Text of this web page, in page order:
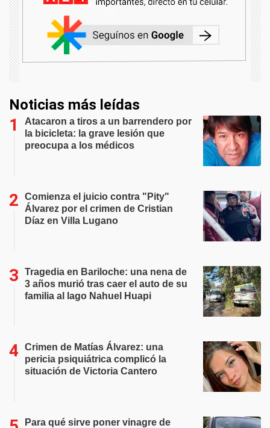
Noticias más leídas
Atacaron a tiros a un barrendero por
la bicicleta: la grave lesión que
preocupa a los médicos
Comienza el juicio contra "Pity"
Álvarez por el crimen de Cristian
Díaz en Villa Lugano
Tragedia en Bariloche: una nena de
3 años murió tras caer el auto de su
familia al lago Nahuel Huapi
Crimen de Matías Álvarez: una
pericia psiquiátrica complicó la
situación de Victoria Cantero
Para qué sirve poner vinagre de